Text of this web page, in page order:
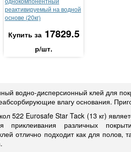
реактивируемый на водной
основе (20кг)
Купить за 17829.5
р/шт.
водно-дисперсионный клей для
влагу основания.
522 Eurosafe Star Tack (13 кг)
приклеивания различных
отлично подходит как для